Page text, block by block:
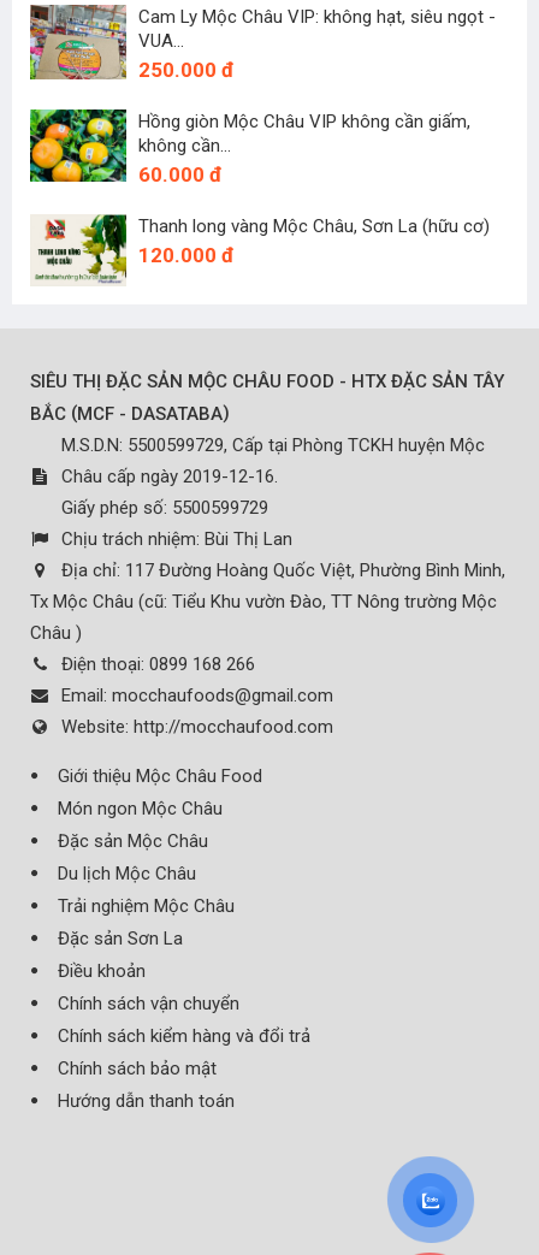
Cam Ly Mộc Châu VIP: không hạt, siêu ngọt -
VUA...
250.000 đ
Hồng giòn Mộc Châu VIP không cần giấm,
không cần...
60.000 đ
Thanh long vàng Mộc Châu, Sơn La (hữu cơ)
120.000 đ
SIÊU THỊ ĐẶC SẢN MỘC CHÂU FOOD - HTX ĐẶC SẢN TÂY
BẮC (MCF - DASATABA)
M.S.D.N: 5500599729, Cấp tại Phòng TCKH huyện Mộc
Châu cấp ngày 2019-12-16.
Giấy phép số: 5500599729
Chịu trách nhiệm: Bùi Thị Lan
Địa chỉ: 117 Đường Hoàng Quốc Việt, Phường Bình Minh,
Tx Mộc Châu (cũ: Tiểu Khu vườn Đào, TT Nông trường Mộc
Châu )
Điện thoại: 0899 168 266
Email: mocchaufoods@gmail.com
Website: http://mocchaufood.com
Giới thiệu Mộc Châu Food
Món ngon Mộc Châu
Đặc sản Mộc Châu
Du lịch Mộc Châu
Trải nghiệm Mộc Châu
Đặc sản Sơn La
Điều khoản
Chính sách vận chuyển
Chính sách kiểm hàng và đổi trả
Chính sách bảo mật
Hướng dẫn thanh toán